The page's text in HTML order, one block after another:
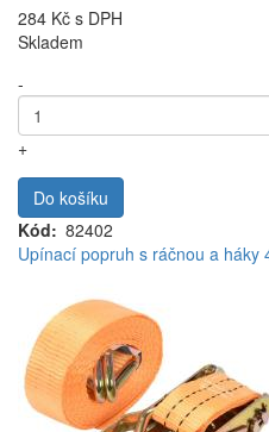
284 Kč s DPH
Skladem
-
+
Do košíku
Kód
82402
Upínací popruh s ráčnou a háky